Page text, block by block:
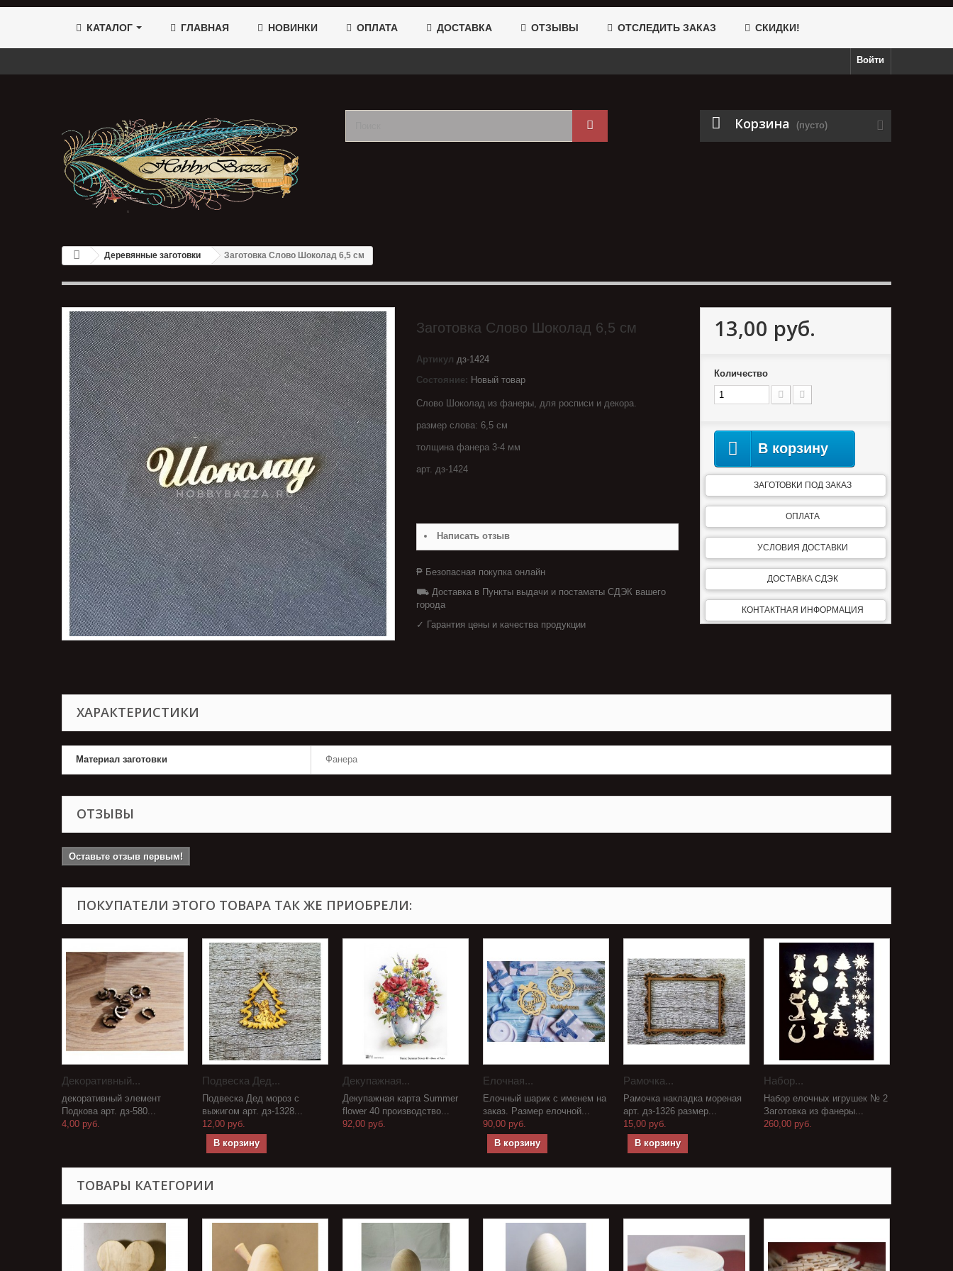
КАТАЛОГ ГЛАВНАЯ НОВИНКИ ОПЛАТА ДОСТАВКА ОТЗЫВЫ ОТСЛЕДИТЬ ЗАКАЗ СКИДКИ!
Войти
Корзина (пусто)
Деревянные заготовки Заготовка Слово Шоколад 6,5 см
Заготовка Слово Шоколад 6,5 см
Артикул дз-1424
Состояние: Новый товар
Слово Шоколад из фанеры, для росписи и декора.
размер слова: 6,5 см
толщина фанера 3-4 мм
арт. дз-1424
Написать отзыв
₱ Безопасная покупка онлайн
⛟ Доставка в Пункты выдачи и постаматы СДЭК вашего
города
✓ Гарантия цены и качества продукции
13,00 руб.
Количество
В корзину
ЗАГОТОВКИ ПОД ЗАКАЗ
ОПЛАТА
УСЛОВИЯ ДОСТАВКИ
ДОСТАВКА СДЭК
КОНТАКТНАЯ ИНФОРМАЦИЯ
ХАРАКТЕРИСТИКИ
Материал заготовки Фанера
ОТЗЫВЫ
Оставьте отзыв первым!
ПОКУПАТЕЛИ ЭТОГО ТОВАРА ТАК ЖЕ ПРИОБРЕЛИ:
Декоративный...
декоративный элемент
Подкова арт. дз-580...
4,00 руб.
Подвеска Дед...
Подвеска Дед мороз с
выжигом арт. дз-1328...
12,00 руб.
В корзину
Декупажная...
Декупажная карта Summer
flower 40 производство...
92,00 руб.
Елочная...
Елочный шарик с именем на
заказ. Размер елочной...
90,00 руб.
В корзину
Рамочка...
Рамочка накладка мореная
арт. дз-1326 размер...
15,00 руб.
В корзину
Набор...
Набор елочных игрушек № 2
Заготовка из фанеры...
260,00 руб.
ТОВАРЫ КАТЕГОРИИ